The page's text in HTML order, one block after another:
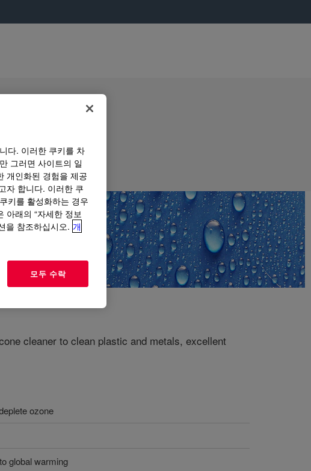
cleaner to clean plastic and metals, excellent
ozone
global warming
다. 이러한 쿠키를 차
그러면 사이트의 일
개인화된 경험을 제공
자 합니다. 이러한 쿠
키를 활성화하는 경우
아래의 “자세한 정보
을 참조하십시오. 개
모두 수락